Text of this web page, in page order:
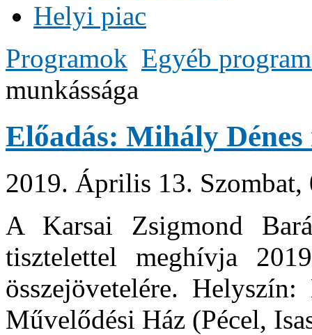
Helyi piac
Programok Egyéb
munkássága
Előadás: Mihály Dénes
2019. Április 13. Szombat,
A Karsai Zsigmond
tisztelettel meghívja
összejövetelére.
Művelődési Ház (Pécel,